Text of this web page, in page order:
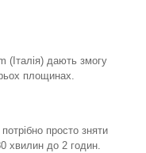
(Італія) дають змогу
площинах.
просто зняти
хвилин до 2 годин.